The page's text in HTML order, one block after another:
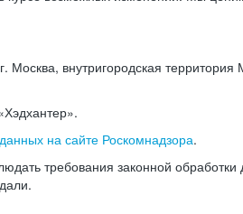
внутригородская территория
на сайте Роскомнадзора.
требования законной